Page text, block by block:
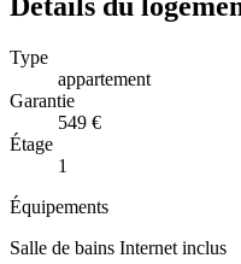
Détails du
Type
appartement
Garantie
549 €
Étage
1
Équipements
Salle de bains Internet inclus